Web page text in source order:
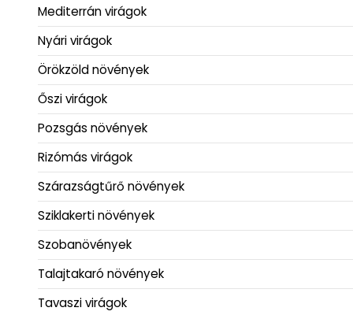
Mediterrán virágok
Nyári virágok
Örökzöld növények
Őszi virágok
Pozsgás növények
Rizómás virágok
Szárazságtűrő növények
Sziklakerti növények
Szobanövények
Talajtakaró növények
Tavaszi virágok